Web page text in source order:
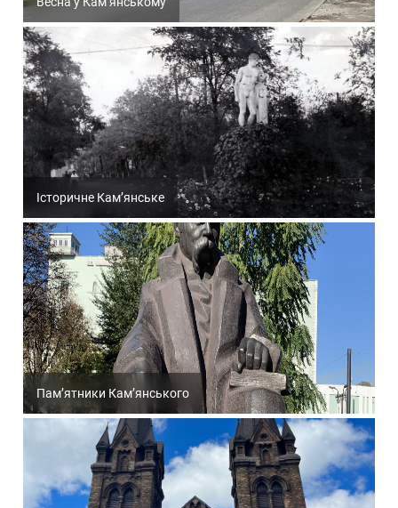
Історичне Кам’янське
Пам’ятники Кам’янського